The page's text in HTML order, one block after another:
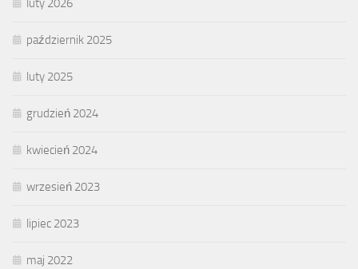
luty 2026
październik 2025
luty 2025
grudzień 2024
kwiecień 2024
wrzesień 2023
lipiec 2023
maj 2022